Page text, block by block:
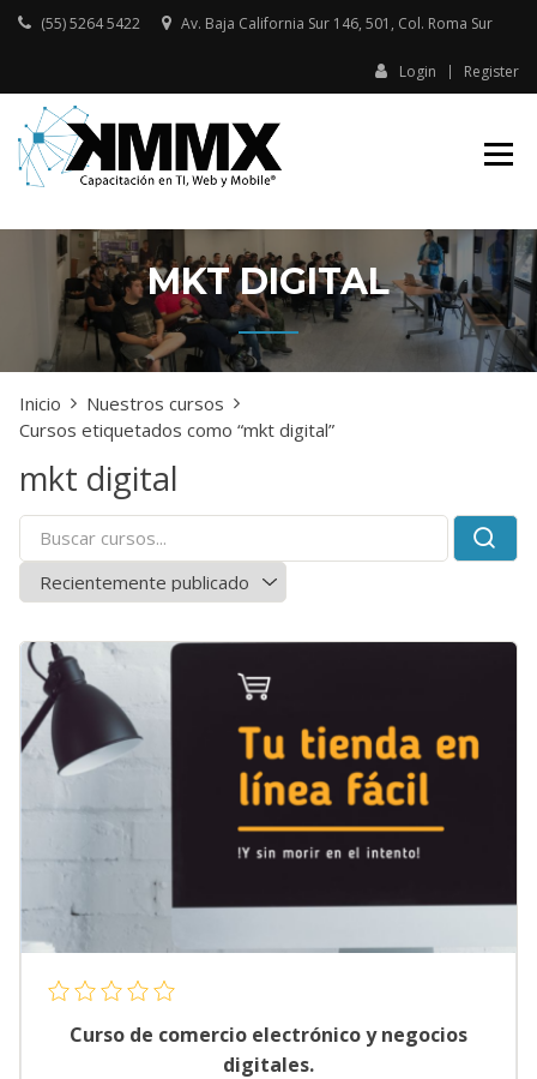
Skip
(55) 5264 5422 Av. Baja California Sur 146, 501, Col. Roma Sur​
Login Register
CAPACITACIÓN
MKT DIGITAL
Inicio
Nuestros cursos
Cursos etiquetados como “mkt digital”
mkt digital
Curso de comercio electrónico y negocios
digitales.